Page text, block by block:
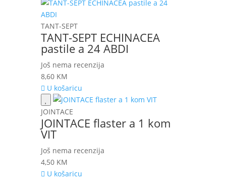
TANT-SEPT
TANT-SEPT ECHINACEA
pastile a 24 ABDI
Još nema recenzija
8,60 KM
U košaricu
JOINTACE
JOINTACE flaster a 1 kom
VIT
Još nema recenzija
4,50 KM
U košaricu